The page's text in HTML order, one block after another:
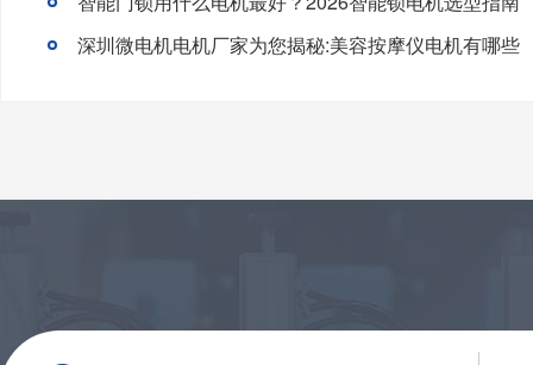
深圳微电机电机厂家为您揭秘:美容按摩仪电机有哪些